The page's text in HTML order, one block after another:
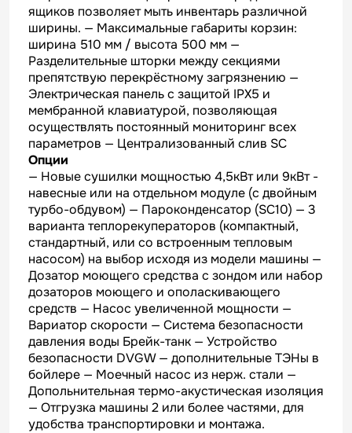
ящиков позволяет мыть инвентарь различной
ширины. — Максимальные габариты корзин:
ширина 510 мм / высота 500 мм —
Разделительные шторки между секциями
препятствую перекрёстному загрязнению —
Электрическая панель с защитой IPX5 и
мембранной клавиатурой, позволяющая
осуществлять постоянный мониторинг всех
параметров — Централизованный слив SC
Опции
— Новые сушилки мощностью 4,5кВт или 9кВт -
навесные или на отдельном модуле (с двойным
турбо-обдувом) — Пароконденсатор (SC10) — 3
варианта теплорекуператоров (компактный,
стандартный, или со встроенным тепловым
насосом) на выбор исходя из модели машины —
Дозатор моющего средства с зондом или набор
дозаторов моющего и ополаскивающего
средств — Hасос увеличенной мощности —
Вариатор скорости — Система безопасности
давления воды Брейк-танк — Устройство
безопасности DVGW — дополнительные ТЭНы в
бойлере — Mоечный насос из нерж. стали —
Допольнительная термо-акустическая изоляция
— Oтгрузка машины 2 или более частями, для
удобства транспортировки и монтажа.